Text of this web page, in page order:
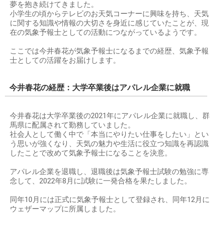
夢を抱き続けてきました。
小学生の頃からテレビのお天気コーナーに興味を持ち、天気
に関する知識や情報の大切さを身近に感じていたことが、現
在の気象予報士としての活動につながっているようです。
ここでは今井春花が気象予報士になるまでの経歴、気象予報
士としての活躍をお届けします。
今井春花の経歴：大学卒業後はアパレル企業に就職
今井春花は大学卒業後の2021年にアパレル企業に就職し、群
馬県に配属されて勤務していました。
社会人として働く中で「本当にやりたい仕事をしたい」とい
う思いが強くなり、天気の魅力や生活に役立つ知識を再認識
したことで改めて気象予報士になることを決意。
アパレル企業を退職し、退職後は気象予報士試験の勉強に専
念して、2022年8月に試験に一発合格を果たしました。
同年10月には正式に気象予報士として登録され、同年12月に
ウェザーマップに所属しました。